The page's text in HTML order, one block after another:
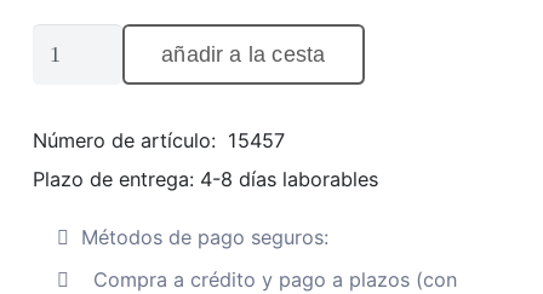
plazas
J-
"Elisabeth"
con
añadir a la cesta
Número de artículo: 15457
Plazo de entrega: 4-8 días laborables
Métodos de pago seguros:
Compra a crédito y pago a plazos (con